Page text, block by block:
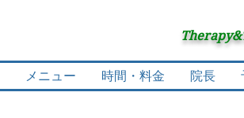
メニュー 時間・料金 院長